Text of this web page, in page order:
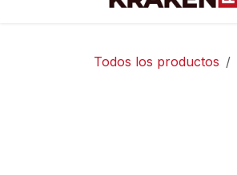
Todos los productos